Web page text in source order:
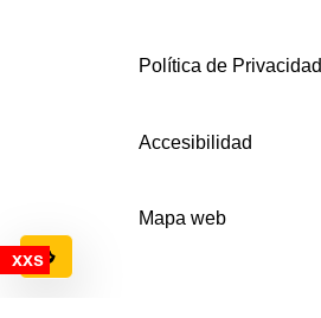
Configuración de cookies
Política de Privacidad
Accesibilidad
Mapa web